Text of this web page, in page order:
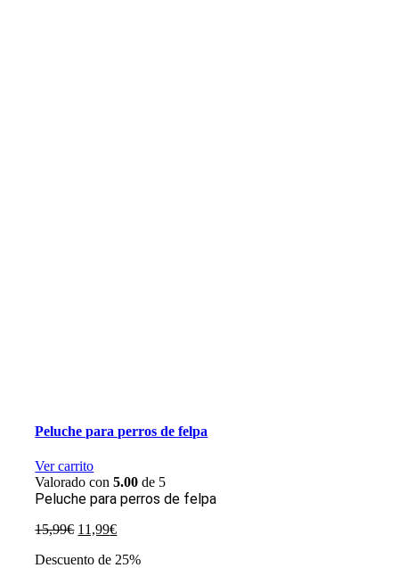
Peluche para perros de felpa
Ver carrito
Valorado con5.00 de 5
Peluche para perros de felpa
15,99€ El
original
11,99€El
actual
Descuento de 25%